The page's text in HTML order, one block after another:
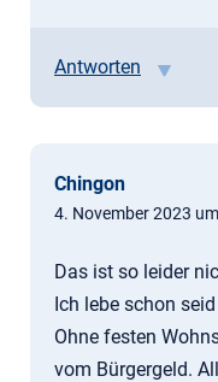
Antworten
Chingon
4. November 2023
Das ist so leider
Ich lebe schon
Ohne festen
vom Bürgergeld.